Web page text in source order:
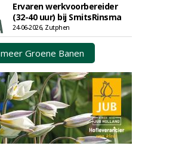
Ervaren werkvoorbereider
(32-40 uur) bij SmitsRinsma
24-06-2026, Zutphen
meer Groene Banen